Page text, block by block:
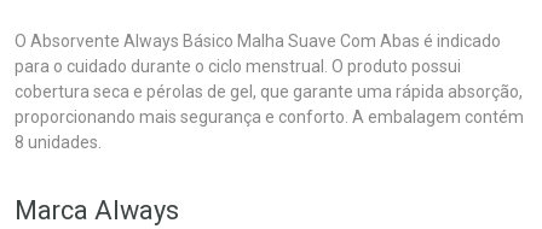
O Absorvente Always Básico Malha Suave Com Abas é indicado
para o cuidado durante o ciclo menstrual. O produto possui
cobertura seca e pérolas de gel, que garante uma rápida absorção,
proporcionando mais segurança e conforto. A embalagem contém
8 unidades.
Marca Always